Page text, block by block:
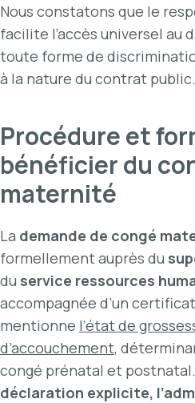
Nous constatons que le
facilite l’accès universel au
toute forme de
à la nature du contrat public.
Procédure et
bénéficier du
maternité
La demande de congé
formellement auprès du
du service ressources
accompagnée d’un
mentionne l’état de
d’accouchement,
congé prénatal et postnatal.
déclaration explicite,